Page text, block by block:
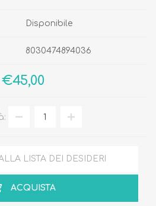
Disponibile
8030474894036
€45,00
LISTA DEI DESIDERI
ACQUISTA